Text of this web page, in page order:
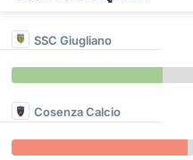
SSC Giugliano
Cosenza Calcio